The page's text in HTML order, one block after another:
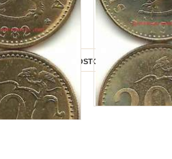
Hinta: 1,00 €
LISÄÄ OSTOSKORIIN